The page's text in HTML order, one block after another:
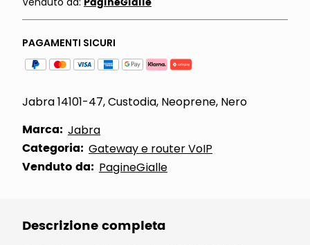
PAGAMENTI SICURI
Jabra 14101-47, Custodia, Neoprene, Nero
Marca: Jabra
Categoria: Gateway e router VoIP
Venduto da: PagineGialle
Descrizione completa